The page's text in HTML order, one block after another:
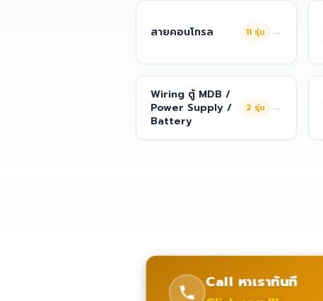
สายคอนโทรล 11 รุ่น →
Wiring ตู้ MDB /
Power Supply /
Battery
2 รุ่น →
Call หาเราทันที